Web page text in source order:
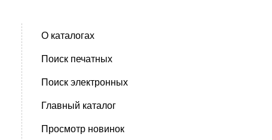
О каталогах
Поиск печатных
Поиск электронных
Главный каталог
Просмотр новинок